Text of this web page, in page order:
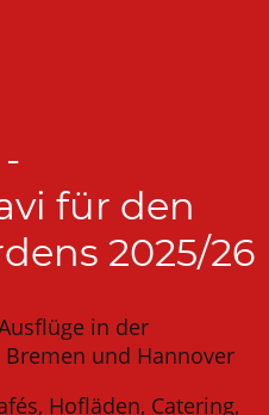
für den
2025/26
in der
und Hannover
Hofläden, Catering,